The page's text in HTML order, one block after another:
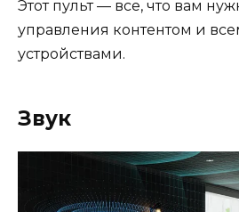
Этот пульт — все, что вам
управления контентом и
устройствами.
Звук